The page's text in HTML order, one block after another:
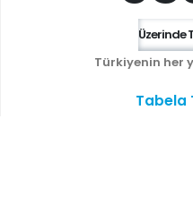
Üzerinde
Türkiyenin her
Tabela